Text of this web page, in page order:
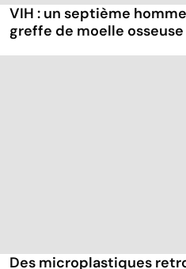
VIH : un septième
greffe de moelle osseuse
Des microplastiques